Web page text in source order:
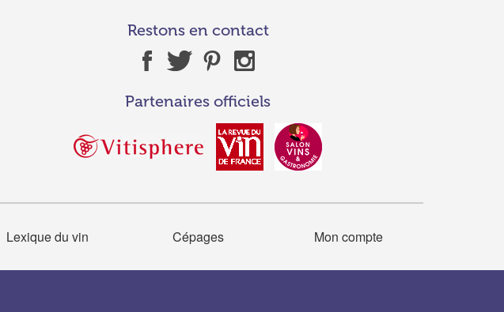
Restons en contact
Partenaires officiels
Lexique du vin Cépages Mon compte